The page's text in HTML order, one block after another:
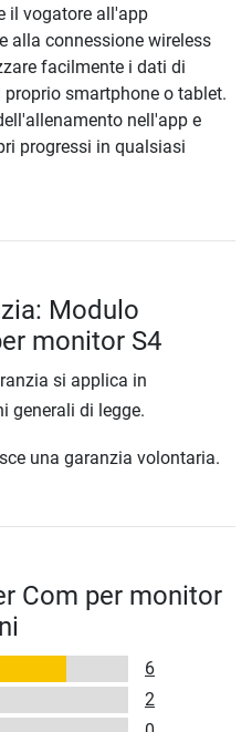
il vogatore all'app
alla connessione wireless
facilmente i dati di
smartphone o tablet.
nell'app e
progressi in qualsiasi
Modulo
monitor S4
si applica in
generali di legge.
una garanzia volontaria.
Com per monitor
6
2